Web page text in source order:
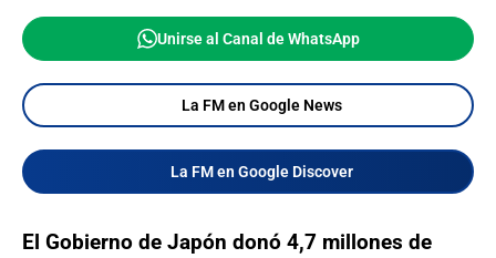
Unirse al Canal de WhatsApp
La FM en Google News
La FM en Google Discover
El Gobierno de Japón donó 4,7 millones de